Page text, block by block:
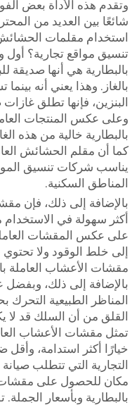
وتقدم هذه الأداة بعض
شائعًا بين العديد من
استخدام مقلمات الحشائش
تنسيق مواقع تجارية؟ أول
بالبطارية هي أنها صديقة
بالغاز. وهذا يعني أنه
البنزين، فإنها تطلق
وعلى عكس المنتجات
بالبطارية خالية من هذه
كما أن مقلم الحشائش
يناسب شركات تنسيق
المناطق السكنية.
بالإضافة إلى ذلك، فإن
أكثر سهولة في الاستخدام
على عكس المقشات
إلى خلط الوقود ولا
مقشات الأعشاب العاملة
بالإضافة إلى ذلك،
المناظر الطبيعية
القلق من أن السلك قد لا
خيارًا أكثر استدامة، وأقل
مكان للحصول على مقشات